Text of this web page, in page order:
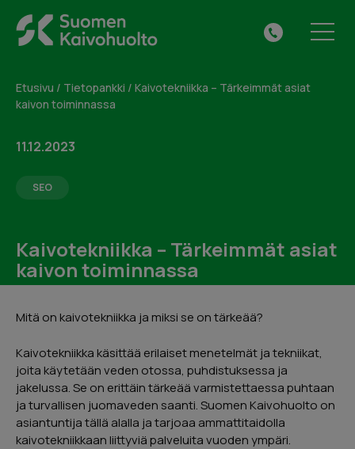
content
Suomen
Kaivohuolto
VALIKKO
041
Etusivu / Tietopankki / Kaivotekniikka – Tärkeimmät asiat
kaivon toiminnassa
11.12.2023
SEO
Kaivotekniikka – Tärkeimmät asiat
kaivon toiminnassa
Mitä on kaivotekniikka ja miksi se on tärkeää?
Kaivotekniikka käsittää erilaiset menetelmät ja tekniikat,
joita käytetään veden otossa, puhdistuksessa ja
jakelussa. Se on erittäin tärkeää varmistettaessa puhtaan
ja turvallisen juomaveden saanti. Suomen Kaivohuolto on
asiantuntija tällä alalla ja tarjoaa ammattitaidolla
kaivotekniikkaan liittyviä palveluita vuoden ympäri.
Tilaa maksuton
yhteydenottopyyntö
Lähetä